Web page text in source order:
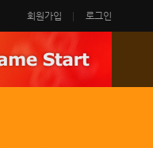
회원가입 로그인